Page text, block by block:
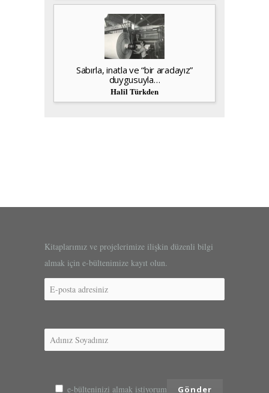
Sabırla, inatla ve “bir aradayız”
duygusuyla…
Halil Türkden
Kitaplarımız ve projelerimize ilişkin düzenli bilgi
almak için e-bültenimize kayıt olun.
e-bülteninizi almak istiyorum